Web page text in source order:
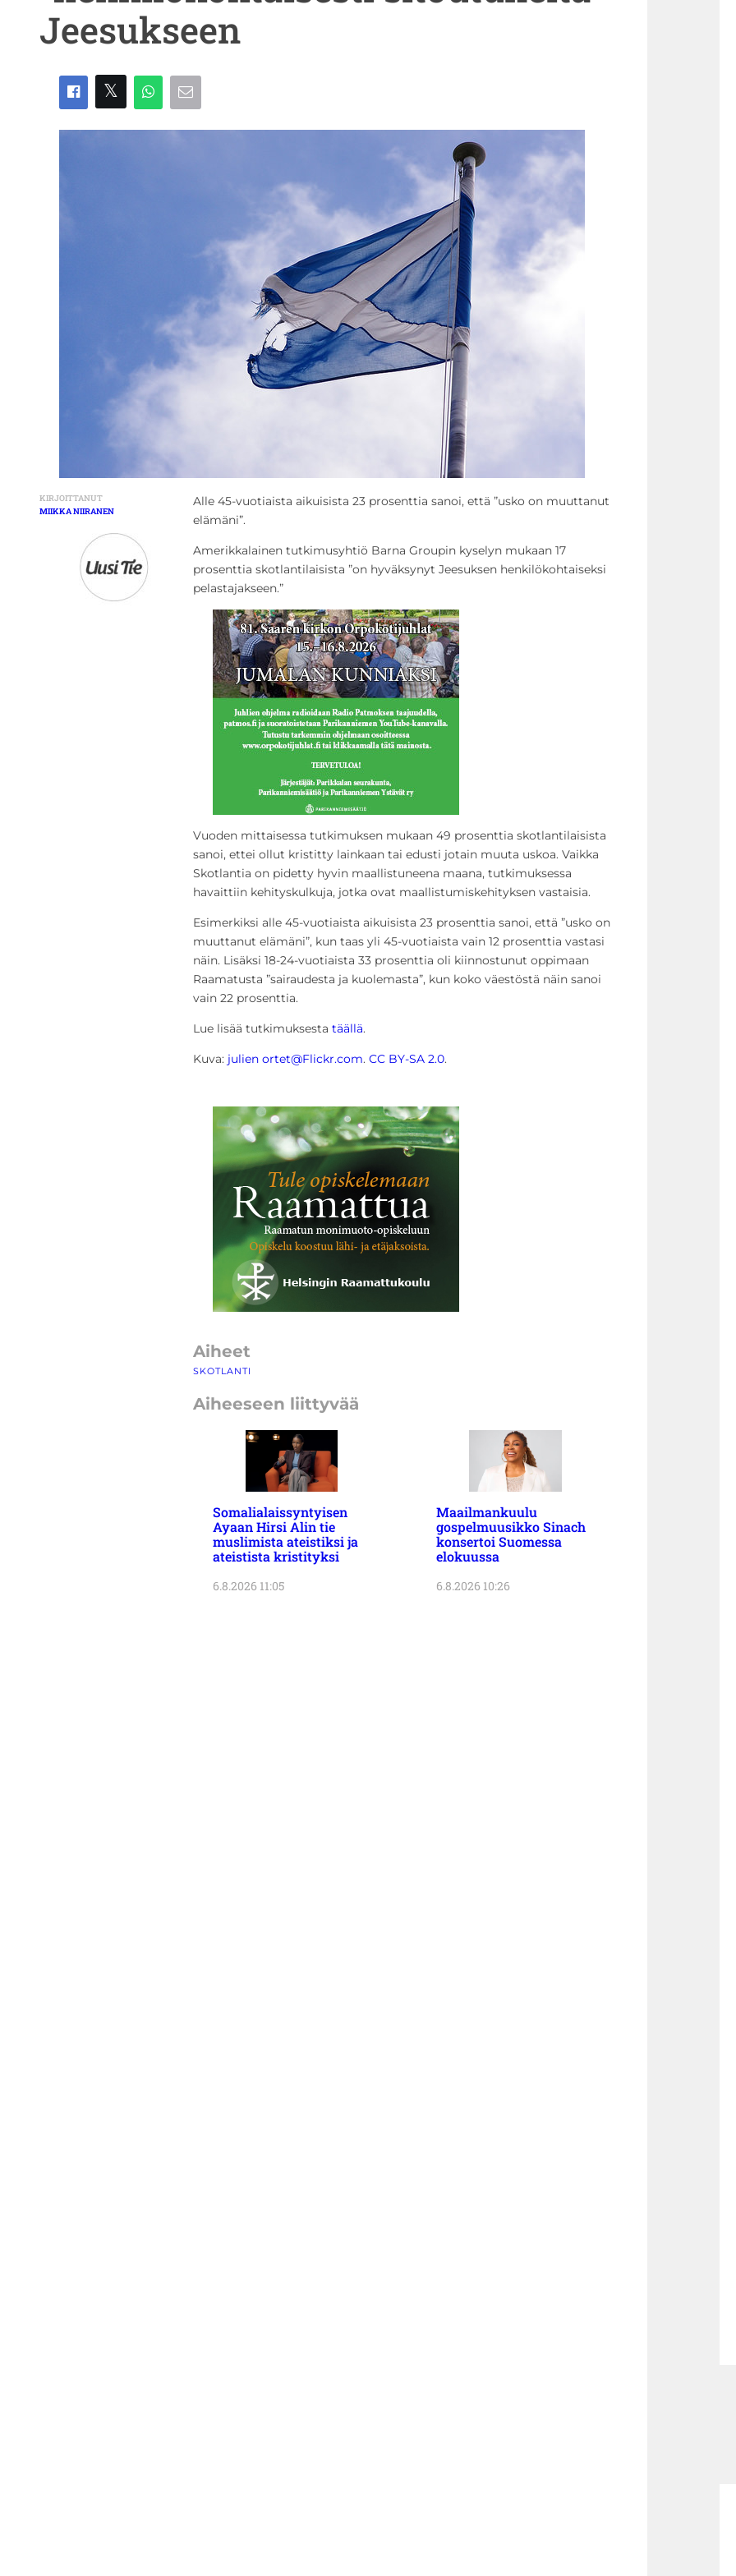
Jeesukseen
KIRJOITTANUT
MIIKKA NIIRANEN
Alle 45-vuotiaista aikuisista 23 prosenttia sanoi, että ”usko on muuttanut
elämäni”.
Amerikkalainen tutkimusyhtiö Barna Groupin kyselyn mukaan 17
prosenttia skotlantilaisista ”on hyväksynyt Jeesuksen henkilökohtaiseksi
pelastajakseen.”
Vuoden mittaisessa tutkimuksen mukaan 49 prosenttia skotlantilaisista
sanoi, ettei ollut kristitty lainkaan tai edusti jotain muuta uskoa. Vaikka
Skotlantia on pidetty hyvin maallistuneena maana, tutkimuksessa
havaittiin kehityskulkuja, jotka ovat maallistumiskehityksen vastaisia.
Esimerkiksi alle 45-vuotiaista aikuisista 23 prosenttia sanoi, että ”usko on
muuttanut elämäni”, kun taas yli 45-vuotiaista vain 12 prosenttia vastasi
näin. Lisäksi 18-24-vuotiaista 33 prosenttia oli kiinnostunut oppimaan
Raamatusta ”sairaudesta ja kuolemasta”, kun koko väestöstä näin sanoi
vain 22 prosenttia.
Lue lisää tutkimuksesta täällä.
Kuva: julien ortet@Flickr.com. CC BY-SA 2.0.
Aiheet
SKOTLANTI
Aiheeseen liittyvää
Somalialaissyntyisen
Ayaan Hirsi Alin tie
muslimista ateistiksi ja
ateistista kristityksi
6.8.2026 11:05
Maailmankuulu
gospelmuusikko Sinach
konsertoi Suomessa
elokuussa
6.8.2026 10:26